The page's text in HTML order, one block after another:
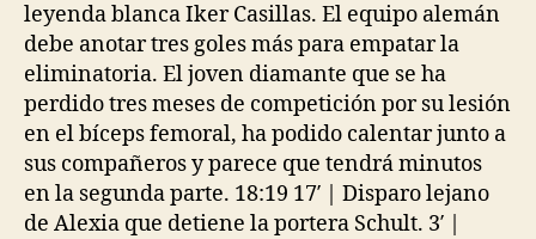
leyenda blanca Iker Casillas. El equipo alemán
debe anotar tres goles más para empatar la
eliminatoria. El joven diamante que se ha
perdido tres meses de competición por su lesión
en el bíceps femoral, ha podido calentar junto a
sus compañeros y parece que tendrá minutos
en la segunda parte. 18:19 17′ | Disparo lejano
de Alexia que detiene la portera Schult. 3′ |